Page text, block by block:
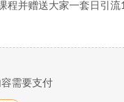
并赠送大家一套日引
需要支付